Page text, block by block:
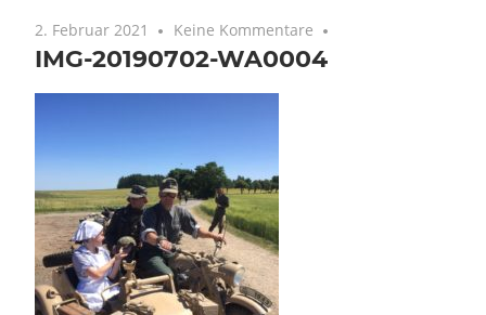
2. Februar 2021 Keine Kommentare
IMG-20190702-WA0004